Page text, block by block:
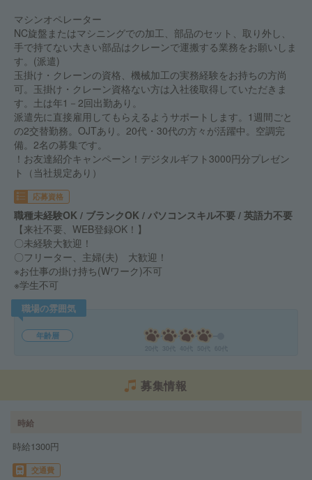
マシンオペレーター
NC旋盤またはマシニングでの加工、部品のセット、取り外し、
手で持てない大きい部品はクレーンで運搬する業務をお願いしま
す。(派遣)
玉掛け・クレーンの資格、機械加工の実務経験をお持ちの方尚
可。玉掛け・クレーン資格ない方は入社後取得していただきま
す。土は年1－2回出勤あり。
派遣先に直接雇用してもらえるようサポートします。1週間ごと
の2交替勤務。OJTあり。20代・30代の方々が活躍中。空調完
備。2名の募集です。
！お友達紹介キャンペーン！デジタルギフト3000円分プレゼン
ト（当社規定あり）
応募資格
職種未経験OK / ブランクOK / パソコンスキル不要 / 英語力不要
【来社不要、WEB登録OK！】
〇未経験大歓迎！
〇フリーター、主婦(夫) 大歓迎！
※お仕事の掛け持ち(Wワーク)不可
※学生不可
職場の雰囲気
年齢層
募集情報
時給
時給1300円
交通費